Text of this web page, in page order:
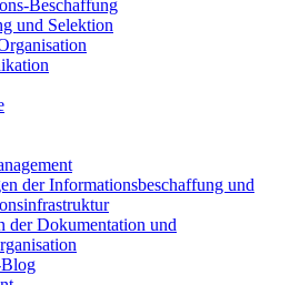
Beschaffung
und Selektion
der Informationsbeschaffung und
der Dokumentation und